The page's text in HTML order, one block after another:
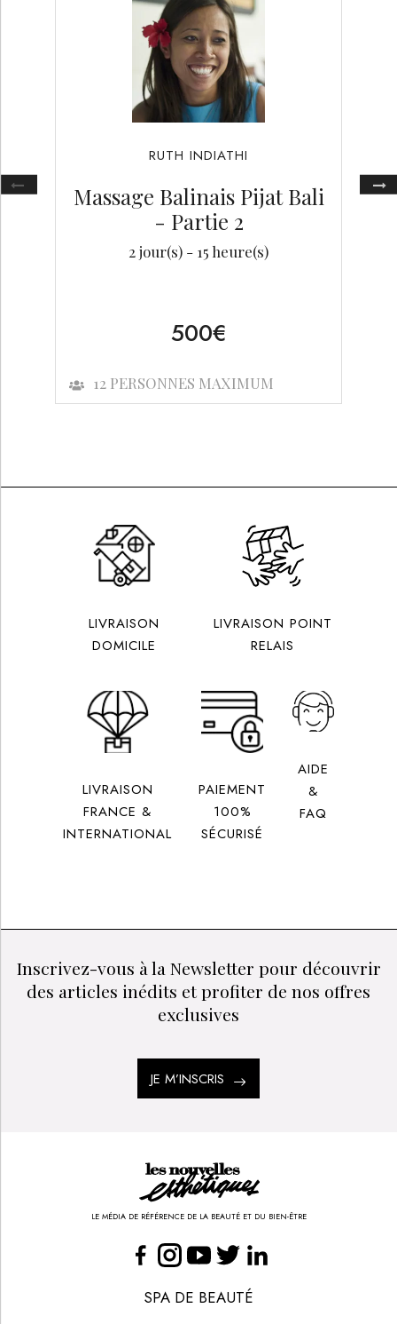
RUTH INDIATHI
Massage Balinais Pijat Bali
- Partie 2
2jour(s) - 15 heure(s)
500€
12PERSONNES MAXIMUM
LIVRAISON
DOMICILE
LIVRAISON POINT
RELAIS
LIVRAISON
FRANCE &
INTERNATIONAL
PAIEMENT
100%
SÉCURISÉ
AIDE
&
FAQ
Inscrivez-vous à la Newsletter pour découvrir
des articles inédits et profiter de nos offres
exclusives
JE M’INSCRIS
LE MÉDIA DE RÉFÉRENCE DE LA BEAUTÉ ET DU BIEN-ÊTRE
SPA DE BEAUTÉ